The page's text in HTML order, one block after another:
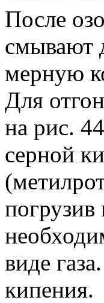
После
смывают
мерную
Для
на рис.
серной
погрузив
виде
кипения.